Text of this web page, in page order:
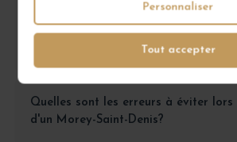
Tout accepter
Personnaliser
Pourquoi choisir le Morey-Saint-Denis
Clos Sorbé plutôt qu'un autre vin de
Quelles sont les erreurs à éviter lors
d'un Morey-Saint-Denis?